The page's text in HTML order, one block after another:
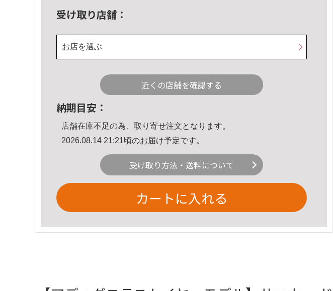
受け取り店舗：
お店を選ぶ
近くの店舗を確認する
納期目安：
店舗在庫不足の為、取り寄せ注文となります。
2026.08.14 21:21頃のお届け予定です。
受け取り方法・送料について
カートに入れる